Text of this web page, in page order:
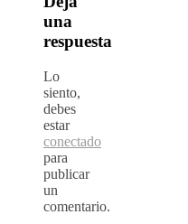
una
respuesta
Lo
siento,
debes
estar
conectado
para
publicar
un
comentario.